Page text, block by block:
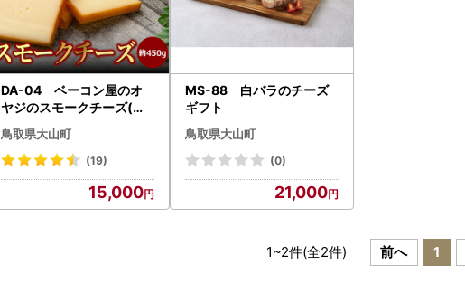
DA-04 ベーコン屋のオ
ヤジのスモークチーズ(約4
鳥取県大山町
(19)
15,000
MS-88 白バラのチーズ
ギフト
鳥取県大山町
(0)
21,000
1~2件(全2件) 前へ 1